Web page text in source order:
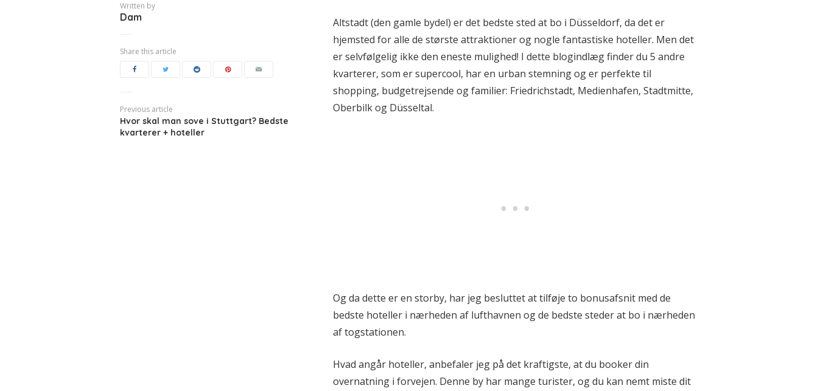
Written by
Dam
Share this article
Previous article
Hvor skal man sove i Stuttgart? Bedste
kvarterer + hoteller
Altstadt (den gamle bydel) er det bedste sted at bo i Düsseldorf, da det er
hjemsted for alle de største attraktioner og nogle fantastiske hoteller. Men det
er selvfølgelig ikke den eneste mulighed! I dette blogindlæg finder du 5 andre
kvarterer, som er supercool, har en urban stemning og er perfekte til
shopping, budgetrejsende og familier: Friedrichstadt, Medienhafen, Stadtmitte,
Oberbilk og Düsseltal.
Og da dette er en storby, har jeg besluttet at tilføje to bonusafsnit med de
bedste hoteller i nærheden af lufthavnen og de bedste steder at bo i nærheden
af togstationen.
Hvad angår hoteller, anbefaler jeg på det kraftigste, at du booker din
overnatning i forvejen. Denne by har mange turister, og du kan nemt miste dit